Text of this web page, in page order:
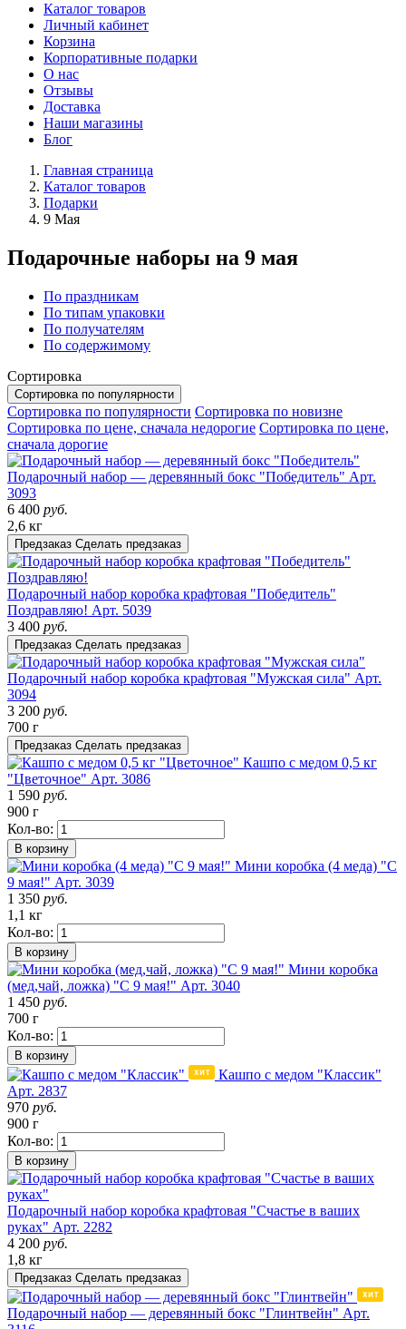
Каталог товаров
Личный кабинет
Корзина
Корпоративные подарки
О нас
Отзывы
Доставка
Наши магазины
Блог
Главная страница
Каталог товаров
Подарки
9 Мая
Подарочные наборы на 9 мая
По праздникам
По типам упаковки
По получателям
По содержимому
Сортировка
Сортировка по популярности
Сортировка по популярности Сортировка по новизне
Сортировка по цене, сначала недорогие Сортировка по цене,
сначала дорогие
Подарочный набор — деревянный бокс "Победитель" Арт.
3093
6 400 руб.
2,6 кг
Предзаказ Сделать предзаказ
Подарочный набор коробка крафтовая "Победитель"
Поздравляю! Арт. 5039
3 400 руб.
Предзаказ Сделать предзаказ
Подарочный набор коробка крафтовая "Мужская сила" Арт.
3094
3 200 руб.
700 г
Предзаказ Сделать предзаказ
Кашпо с медом 0,5 кг
"Цветочное" Арт. 3086
1 590 руб.
900 г
Кол-во:
В корзину
Мини коробка (4 меда) "С
9 мая!" Арт. 3039
1 350 руб.
1,1 кг
Кол-во:
В корзину
Мини коробка
(мед,чай, ложка) "С 9 мая!" Арт. 3040
1 450 руб.
700 г
Кол-во:
В корзину
Кашпо с медом "Классик"
Арт. 2837
970 руб.
900 г
Кол-во:
В корзину
Подарочный набор коробка крафтовая "Счастье в ваших
руках" Арт. 2282
4 200 руб.
1,8 кг
Предзаказ Сделать предзаказ
Подарочный набор — деревянный бокс "Глинтвейн" Арт.